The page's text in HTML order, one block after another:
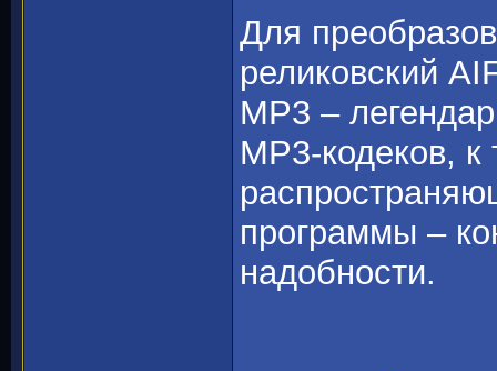
Для
реликовский
MP3 –
MP3-кодеков,
программы –
надобности.